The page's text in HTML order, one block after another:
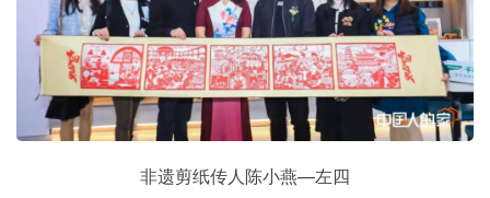
非遗剪纸传人陈小燕—左四